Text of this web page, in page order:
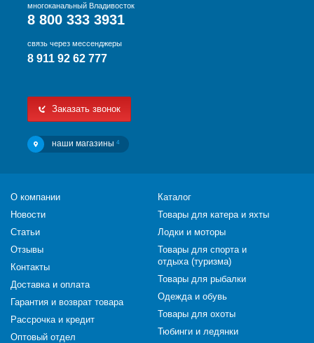
многоканальный Владивосток
8 800 333 3931
связь через мессенджеры
8 911 92 62 777
Заказать звонок
наши магазины 4
О компании
Новости
Статьи
Отзывы
Контакты
Доставка и оплата
Гарантия и возврат товара
Рассрочка и кредит
Оптовый отдел
Каталог
Товары для катера и яхты
Лодки и моторы
Товары для спорта и
отдыха (туризма)
Товары для рыбалки
Одежда и обувь
Товары для охоты
Тюбинги и ледянки